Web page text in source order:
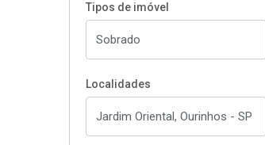
Tipos de imóvel
Localidades